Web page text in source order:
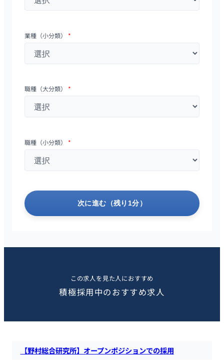
業種（小分類） *
職種（大分類） *
職種（小分類） *
次に進む（残り1分）
この求人を見た人におすすめ
積極採用中のおすすめ求人
【野村総合研究所】オープンポジションでの採用